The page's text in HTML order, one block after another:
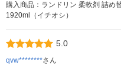
購入商品：ランドリン 柔軟剤 詰め
1920ml（イチオシ）
5.0
qvw********さん